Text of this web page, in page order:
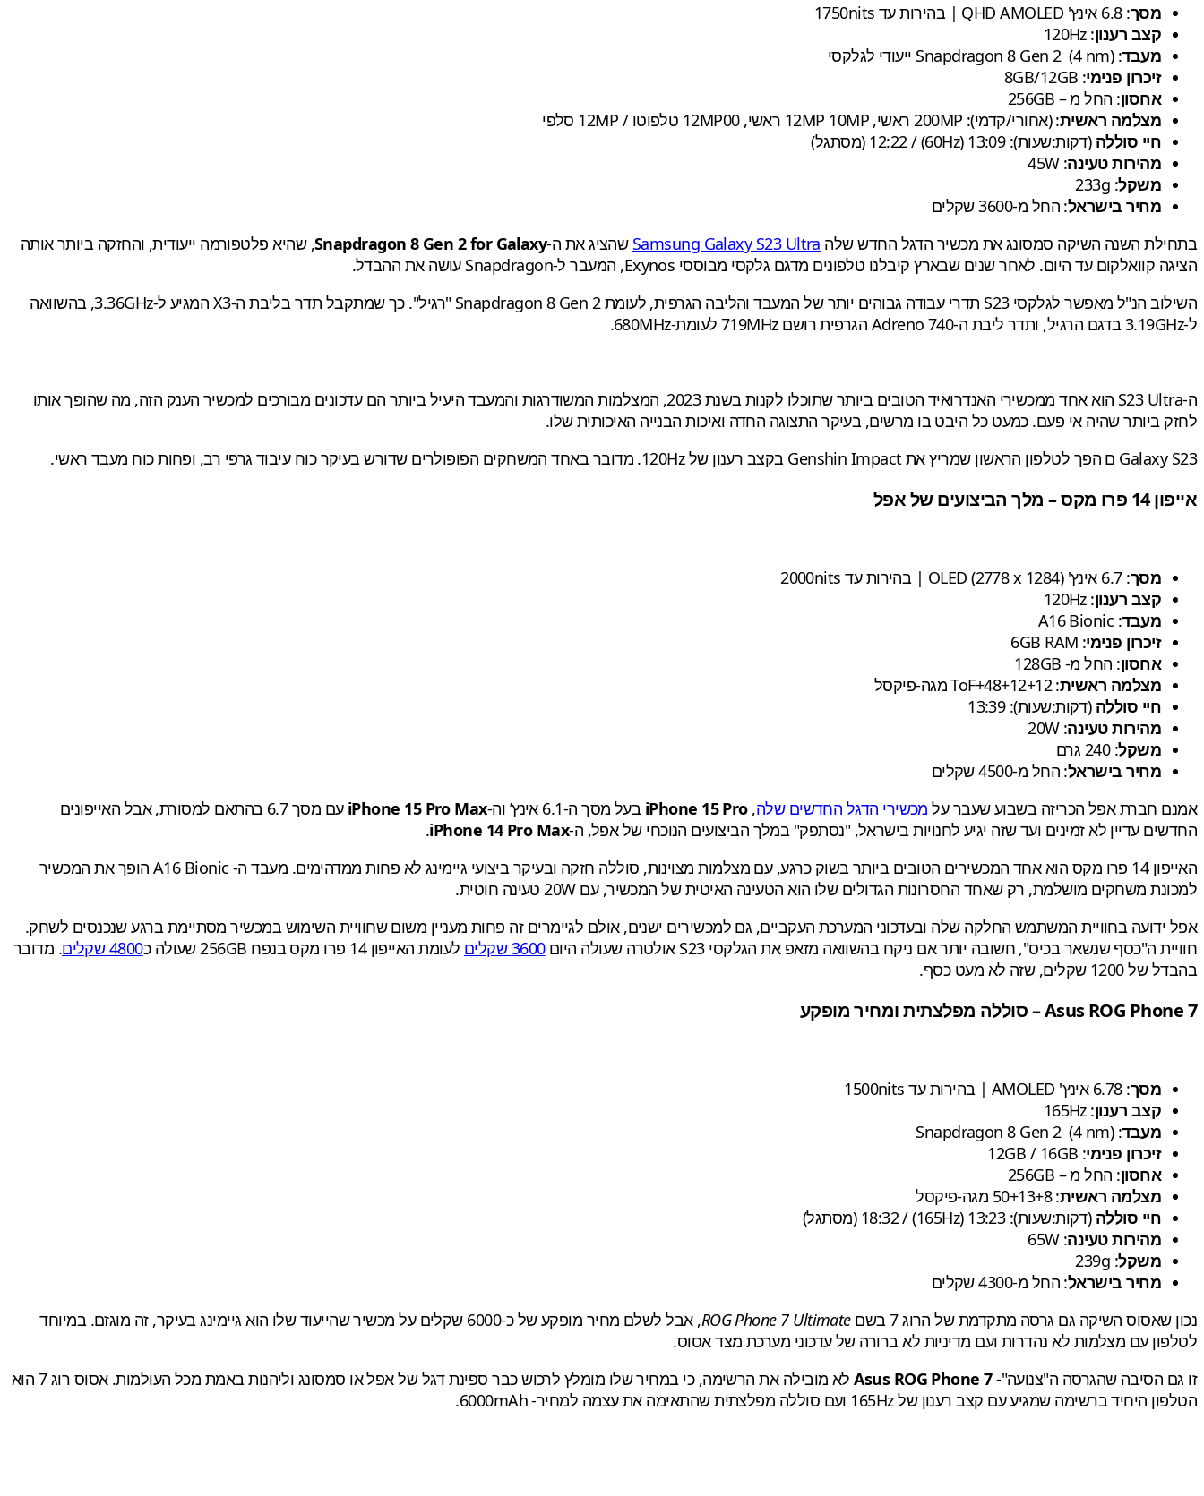
מסך: 6.8 אינץ' QHD AMOLED | בהירות עד 1750nits
קצב רענון: 120Hz
מעבד: Snapdragon 8 Gen 2 (4 nm) ייעודי לגלקסי
זיכרון פנימי: 8GB/12GB
אחסון: החל מ – 256GB
מצלמה ראשית: (אחורי/קדמי): 200MP ראשי, 12MP 10MP ראשי, 12MP00 טלפוטו / 12MP סלפי
חיי סוללה (דקות:שעות): 13:09 (60Hz) / 12:22 (מסתגל)
מהירות טעינה: 45W
משקל: 233g
מחיר בישראל: החל מ-3600 שקלים
בתחילת השנה השיקה סמסונג את מכשיר הדגל החדש שלה Samsung Galaxy S23 Ultra שהציג את ה-Snapdragon 8 Gen 2 for Galaxy, שהיא פלטפורמה ייעודית, והחזקה ביותר אותה
הציגה קוואלקום עד היום. לאחר שנים שבארץ קיבלנו טלפונים מדגם גלקסי מבוססי Exynos, המעבר ל-Snapdragon עושה את ההבדל.
השילוב הנ"ל מאפשר לגלקסי S23 תדרי עבודה גבוהים יותר של המעבד והליבה הגרפית, לעומת Snapdragon 8 Gen 2 "רגיל". כך שמתקבל תדר בליבת ה-X3 המגיע ל-3.36GHz, בהשוואה
ל-3.19GHz בדגם הרגיל, ותדר ליבת ה-Adreno 740 הגרפית רושם 719MHz לעומת-680MHz.
ה-S23 Ultra הוא אחד ממכשירי האנדרואיד הטובים ביותר שתוכלו לקנות בשנת 2023, המצלמות המשודרגות והמעבד היעיל ביותר הם עדכונים מבורכים למכשיר הענק הזה, מה שהופך אותו
לחזק ביותר שהיה אי פעם. כמעט כל היבט בו מרשים, בעיקר התצוגה החדה ואיכות הבנייה האיכותית שלו.
Galaxy S23 ם הפך לטלפון הראשון שמריץ את Genshin Impact בקצב רענון של 120Hz. מדובר באחד המשחקים הפופולרים שדורש בעיקר כוח עיבוד גרפי רב, ופחות כוח מעבד ראשי.
אייפון 14 פרו מקס – מלך הביצועים של אפל
מסך: 6.7 אינץ' OLED (2778 x 1284) | בהירות עד 2000nits
קצב רענון: 120Hz
מעבד: A16 Bionic
זיכרון פנימי: 6GB RAM
אחסון: החל מ- 128GB
מצלמה ראשית: 48+12+12+ToF מגה-פיקסל
חיי סוללה (דקות:שעות): 13:39
מהירות טעינה: 20W
משקל: 240 גרם
מחיר בישראל: החל מ-4500 שקלים
אמנם חברת אפל הכריזה בשבוע שעבר על מכשירי הדגל החדשים שלה,
iPhone 15 Pro בעל מסך ה-6.1 אינץ’ וה- iPhone 15 Pro Max
עם מסך 6.7 בהתאם למסורת, אבל האייפונים
החדשים עדיין לא זמינים ועד שזה יגיע לחנויות בישראל, "נסתפק" במלך הביצועים הנוכחי של אפל, ה-iPhone 14 Pro Max
.
האייפון 14 פרו מקס הוא אחד המכשירים הטובים ביותר בשוק כרגע, עם מצלמות מצוינות, סוללה חזקה ובעיקר ביצועי גיימינג לא פחות ממדהימים. מעבד ה- A16 Bionic הופך את המכשיר
למכונת משחקים מושלמת, רק שאחד החסרונות הגדולים שלו הוא הטעינה האיטית של המכשיר, עם 20W טעינה חוטית.
אפל ידועה בחוויית המשתמש החלקה שלה ובעדכוני המערכת העקביים, גם למכשירים ישנים, אולם לגיימרים זה פחות מעניין משום שחוויית השימוש במכשיר מסתיימת ברגע שנכנסים לשחק.
חוויית ה"כסף שנשאר בכיס", חשובה יותר אם ניקח בהשוואה מזאפ את הגלקסי S23 אולטרה שעולה היום
3600 שקלים לעומת האייפון 14 פרו מקס בנפח 256GB שעולה כ 4800 שקלים
. מדובר
בהבדל של 1200 שקלים, שזה לא מעט כסף.
Asus ROG Phone 7 – סוללה מפלצתית ומחיר מופקע
מסך: 6.78 אינץ' AMOLED | בהירות עד 1500nits
קצב רענון: 165Hz
מעבד: Snapdragon 8 Gen 2 (4 nm)
זיכרון פנימי: 12GB / 16GB
אחסון: החל מ – 256GB
מצלמה ראשית: 50+13+8 מגה-פיקסל
חיי סוללה (דקות:שעות): 13:23 (165Hz) / 18:32 (מסתגל)
מהירות טעינה: 65W
משקל: 239g
מחיר בישראל: החל מ-4300 שקלים
נכון שאסוס השיקה גם גרסה מתקדמת של הרוג 7 בשם
ROG Phone 7 Ultimate
, אבל לשלם מחיר מופקע של כ-6000 שקלים על מכשיר שהייעוד שלו הוא גיימינג בעיקר, זה מוגזם. במיוחד
לטלפון עם מצלמות לא נהדרות ועם מדיניות לא ברורה של עדכוני מערכת מצד אסוס.
זו גם הסיבה שהגרסה ה"צנועה"-Asus ROG Phone 7
לא מובילה את הרשימה, כי במחיר שלו מומלץ לרכוש כבר ספינת דגל של אפל או סמסונג וליהנות באמת מכל העולמות. אסוס רוג 7 הוא
הטלפון היחיד ברשימה שמגיע עם קצב רענון של 165Hz ועם סוללה מפלצתית שהתאימה את עצמה למחיר- 6000mAh.